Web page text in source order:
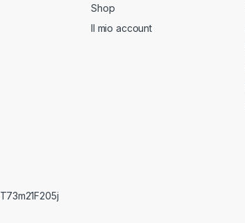
Shop
Il mio account